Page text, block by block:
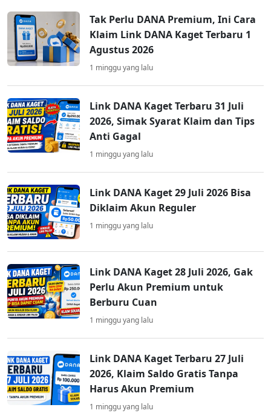
Tak Perlu DANA Premium, Ini Cara
Klaim Link DANA Kaget Terbaru 1
Agustus 2026
1 minggu yang lalu
Link DANA Kaget Terbaru 31 Juli
2026, Simak Syarat Klaim dan Tips
Anti Gagal
1 minggu yang lalu
Link DANA Kaget 29 Juli 2026 Bisa
Diklaim Akun Reguler
1 minggu yang lalu
Link DANA Kaget 28 Juli 2026, Gak
Perlu Akun Premium untuk
Berburu Cuan
1 minggu yang lalu
Link DANA Kaget Terbaru 27 Juli
2026, Klaim Saldo Gratis Tanpa
Harus Akun Premium
1 minggu yang lalu